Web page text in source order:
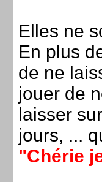
Elles ne
En plus
de ne
jouer de
laisser
jours, ...
"Chérie